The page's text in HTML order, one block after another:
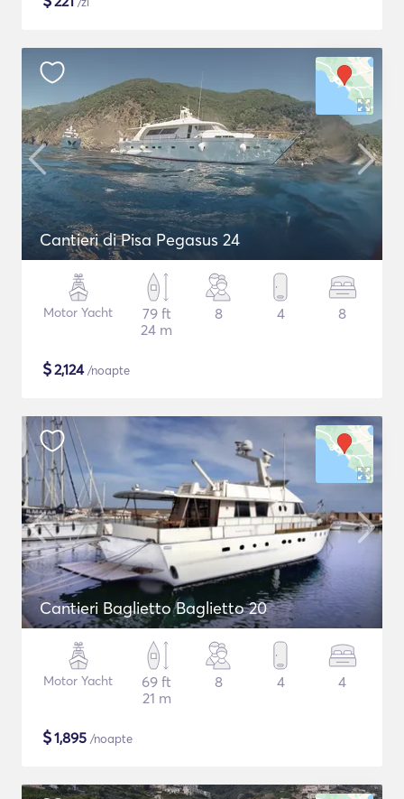
Cantieri di Pisa Pegasus 24
Motor Yacht
79 ft
24 m
8 4 8
$2,124/noapte
Cantieri Baglietto Baglietto 20
Motor Yacht
69 ft
21 m
8 4 4
$1,895 /noapte